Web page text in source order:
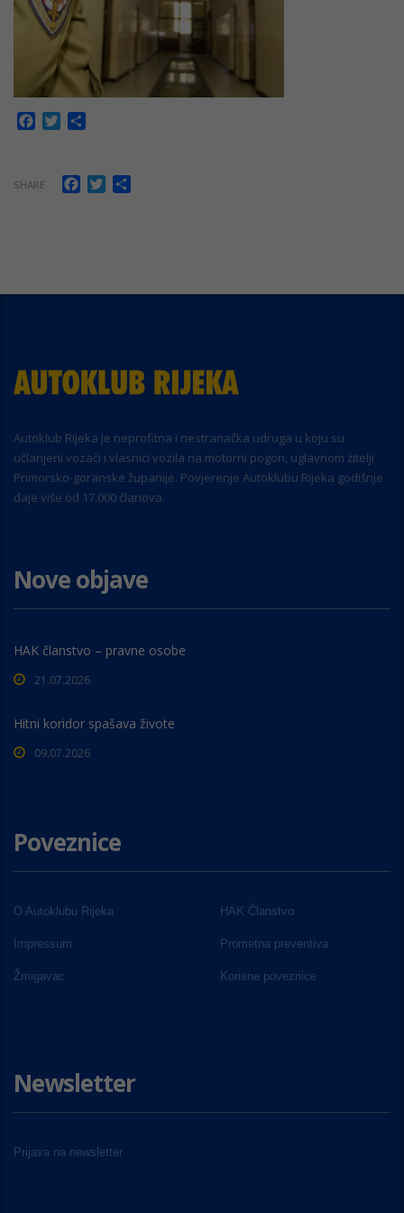
Facebook
Twitter
SHARE Facebook
Twitter
Autoklub Rijeka je neprofitna i nestranačka udruga u koju su
učlanjeni vozači i vlasnici vozila na motorni pogon, uglavnom žitelji
Primorsko-goranske županije. Povjerenje Autoklubu Rijeka godišnje
daje više od 17.000 članova.
Nove objave
HAK članstvo – pravne osobe
21.07.2026
Hitni koridor spašava živote
09.07.2026
Poveznice
O Autoklubu Rijeka HAK Članstvo
Impressum Prometna preventiva
Žmigavac Korisne poveznice
Newsletter
Prijava na newsletter